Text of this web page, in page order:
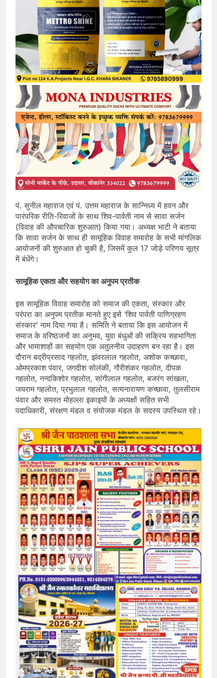
पं. सुनील महाराज एवं पं. उत्तम महाराज के सान्निध्य में हवन और
पारंपरिक रीति-रिवाजों के साथ शिव-पार्वती नाम से सावा सर्जन
(विवाह की औपचारिक शुरुआत) किया गया। अध्यक्ष भाटी ने बताया
कि सावा सर्जन के साथ ही सामूहिक विवाह समारोह के सभी मांगलिक
आयोजनों की शुरुआत हो चुकी है, जिसमें कुल 17 जोड़े परिणय सूत्र
में बंधेंगे।
सामूहिक एकता और सहयोग का अनुपम प्रतीक
इस सामूहिक विवाह समारोह को समाज की एकता, संस्कार और
परंपरा का अनुपम प्रतीक मानते हुए इसे ‘शिव पार्वती पाणिग्रहण
संस्कार’ नाम दिया गया है। समिति ने बताया कि इस आयोजन में
समाज के वरिष्ठजनों का अनुभव, युवा बंधुओं की सक्रिय सहभागिता
और भामाशाहों का सहयोग एक अतुलनीय उदाहरण बन रहा है। इस
दौरान बद्रीप्रसाद गहलोत, झंवरलाल गहलोत, अशोक कच्छावा,
ओमप्रकाश पंवार, जगदीश सोलंकी, गौरीशंकर गहलोत, दीपक
गहलोत, नन्दकिशोर गहलोत, सांगीलाल गहलोत, बजरंग सांखला,
जयराम गहलोत, प्रभुलाल गहलोत, सत्यनारायण कच्छावा, तुलसीराम
पंवार और समस्त मोहल्ला इकाइयों के अध्यक्षों सहित सभी
पदाधिकारी, संरक्षण मंडल व संयोजक मंडल के सदस्य उपस्थित रहे।